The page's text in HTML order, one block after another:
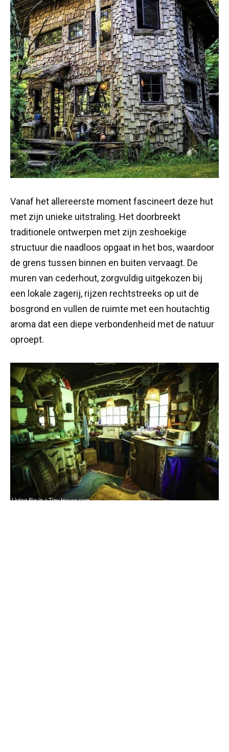
Vanaf het allereerste moment fascineert deze hut
met zijn unieke uitstraling. Het doorbreekt
traditionele ontwerpen met zijn zeshoekige
structuur die naadloos opgaat in het bos, waardoor
de grens tussen binnen en buiten vervaagt. De
muren van cederhout, zorgvuldig uitgekozen bij
een lokale zagerij, rijzen rechtstreeks op uit de
bosgrond en vullen de ruimte met een houtachtig
aroma dat een diepe verbondenheid met de natuur
oproept.